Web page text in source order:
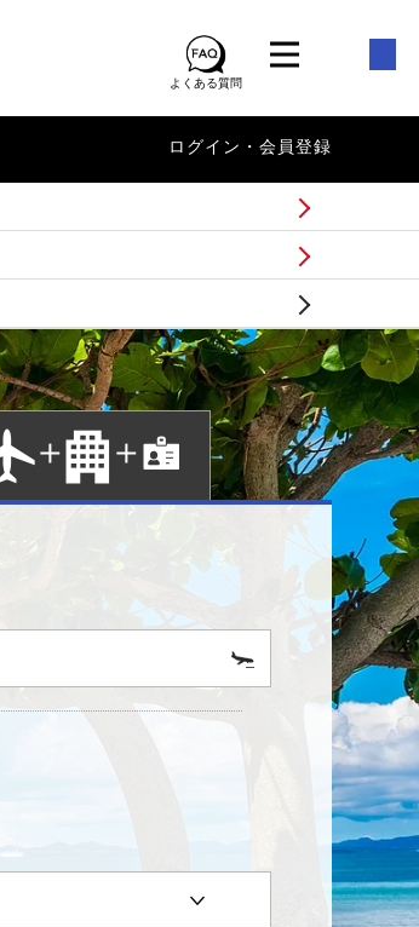
よくある質問
ログイン・会員登録